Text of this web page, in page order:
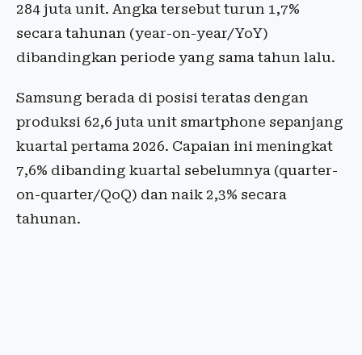
284 juta unit. Angka tersebut turun 1,7%
secara tahunan (year-on-year/YoY)
dibandingkan periode yang sama tahun lalu.
Samsung berada di posisi teratas dengan
produksi 62,6 juta unit smartphone sepanjang
kuartal pertama 2026. Capaian ini meningkat
7,6% dibanding kuartal sebelumnya (quarter-
on-quarter/QoQ) dan naik 2,3% secara
tahunan.